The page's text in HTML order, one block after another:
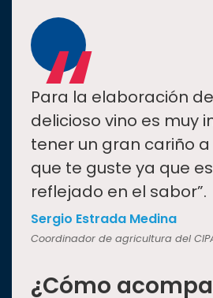
“
Para la elaboración
delicioso vino es muy
tener un gran cariño
que te guste ya que
reflejado en el sabor”.
Sergio Estrada Medina
Coordinador de agricultura del
¿Cómo